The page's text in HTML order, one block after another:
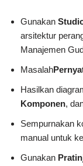
Gunakan
arsitektur
Manajemen
Masalah
Hasilkan
Komponen,
Sempurnakan
manual untuk
Gunakan